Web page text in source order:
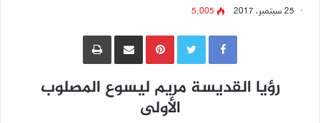
25 سبتمبر، 2017 5٬005
Pinterestمشاركة عبر البريد طباعة
رؤيا القديسة مريم ليسوع المصلوب
الأولى